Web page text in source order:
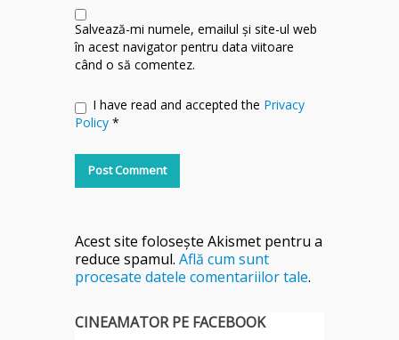
Salvează-mi numele, emailul și site-ul web
în acest navigator pentru data viitoare
când o să comentez.
I have read and accepted the Privacy
Policy *
Acest site folosește Akismet pentru a
reduce spamul. Află cum sunt
procesate datele comentariilor tale.
CINEAMATOR PE FACEBOOK